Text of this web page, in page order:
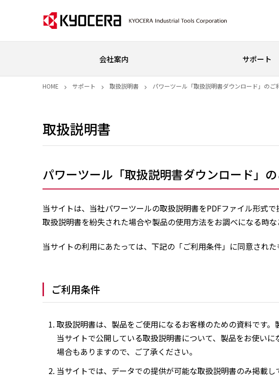
会社案内 サポート
HOME サポート 取扱説明書 パワーツール「取扱説明書ダウンロード」のご
取扱説明書
パワーツール「取扱説明書ダウンロード」
当サイトは、当社パワーツールの取扱説明書をPDFファイル形式で
取扱説明書を紛失された場合や製品の使用方法をお調べになる時な
当サイトの利用にあたっては、下記の「ご利用条件」に同意された
ご利用条件
取扱説明書は、製品をご使用になるお客様のための資料です。
当サイトで公開している取扱説明書について、製品をお使い
場合もありますので、ご了承ください。
当サイトでは、データでの提供が可能な取扱説明書のみ掲載し